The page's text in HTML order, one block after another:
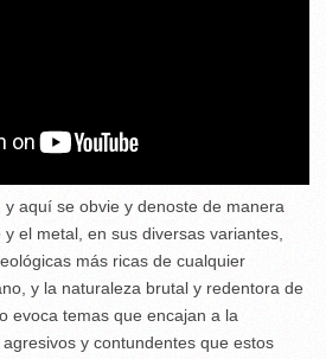
aquí se obvie y denoste de manera
el metal, en sus diversas variantes,
más ricas de cualquier
y la naturaleza brutal y redentora de
evoca temas que encajan a la
y contundentes que estos